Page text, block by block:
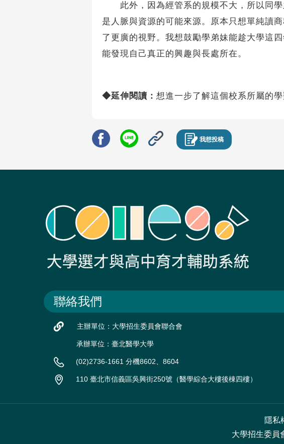
此外，因為經管系的規模不大，所以同學
是人脈與資源的可能來源。原本只想單純讀
了更廣的視野。我想鼓勵學弟妹能趁大學這
能發現自己真正的興趣與長處所在。
◆延伸閱讀： 想進一步了解這個校系所屬的
我想投稿
聯絡我們
主辦單位：大學招生委員會聯合會
承辦單位：臺北醫學大學
(02)2736-1661 分機8602、8604
110 臺北市信義區吳興街250號（醫學綜合大樓後棟四樓）
隱私
大學招生委員